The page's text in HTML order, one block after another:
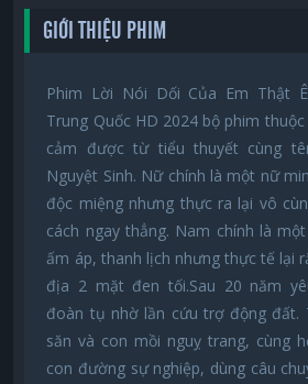
GIỚI THIỆU PHIM
Phim Lời Nói Dối Của Em Thật
Trung Quốc HD 2024 bộ phim
cảm được từ tiểu thuyết cùng
Nguyệt Sinh. Nữ chính là một nữ
độc miệng nhưng thực ra lại vô
cách ngay thẳng. Nam chính là
ấm áp, thanh lịch nhưng thực tế lại
địa 2 mặt đen tối.Sau 20 năm
đoàn tụ nhờ lần cứu trợ động đất.
săn và con mồi nguỵ trang, cùng
con đường sự nghiệp, dùng câu